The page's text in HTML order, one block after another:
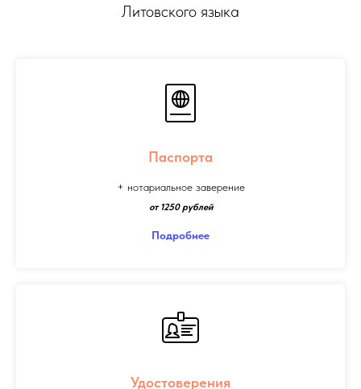
Литовского языка
Паспорта
+ нотариальное заверение
от 1250 рублей
Подробнее
Удостоверения